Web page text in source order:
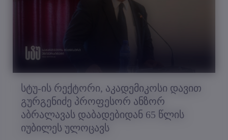
სტუ-ის რექტორი, აკადემიკოსი დავით
გურგენიძე პროფესორ ანზორ
აბრალავას დაბადებიდან 65 წლის
იუბილეს ულოცავს